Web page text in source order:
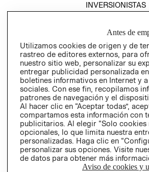
INVERSIONISTAS
EMPRESARIAL
Chile ($)
Antes de
Utilizamos cookies de origen y de
rastreo de editores externos, para
nuestro sitio web, personalizar su
entregar publicidad personalizada
boletines informativos en Internet y
sociales. Con ese fin, recopilamos
patrones de navegación y el
Al hacer clic en “Aceptar todas”,
compartamos esta información con
publicitarios. Al elegir “Solo cookies
opcionales, lo que limita nuestra
personalizadas. Haga clic en
personalizar sus opciones. Visite
de datos para obtener más
Aviso de cookies y